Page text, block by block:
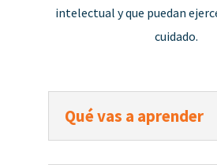
intelectual y que puedan
cuidado.
Qué vas a aprender